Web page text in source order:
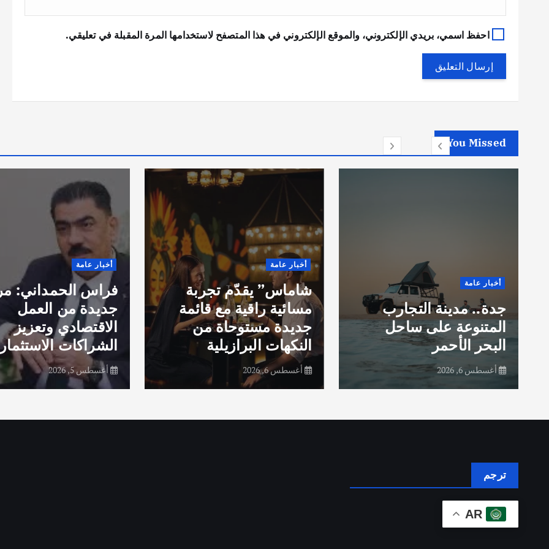
احفظ اسمي، بريدي الإلكتروني، والموقع الإلكتروني في هذا المتصفح لاستخدامها المرة المقبلة في تعليقي.
You Missed
أخبار عامة
جدة.. مدينة التجارب
المتنوعة على ساحل
البحر الأحمر
أغسطس 6, 2026
أخبار عامة
شاماس” يقدّم تجربة
مسائية راقية مع قائمة
جديدة مستوحاة من
النكهات البرازيلية
أغسطس 6, 2026
أخبار عامة
فراس الحمداني:
جديدة من العمل
الاقتصادي وتعزيز
الشراكات
أغسطس 5, 2026
ترجم
AR